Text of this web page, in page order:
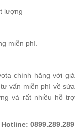
lượng
miễn phí.
chính hãng với giá
vấn miễn phí về sửa
và rất nhiều hỗ trợ
Hotline: 0899.289.289